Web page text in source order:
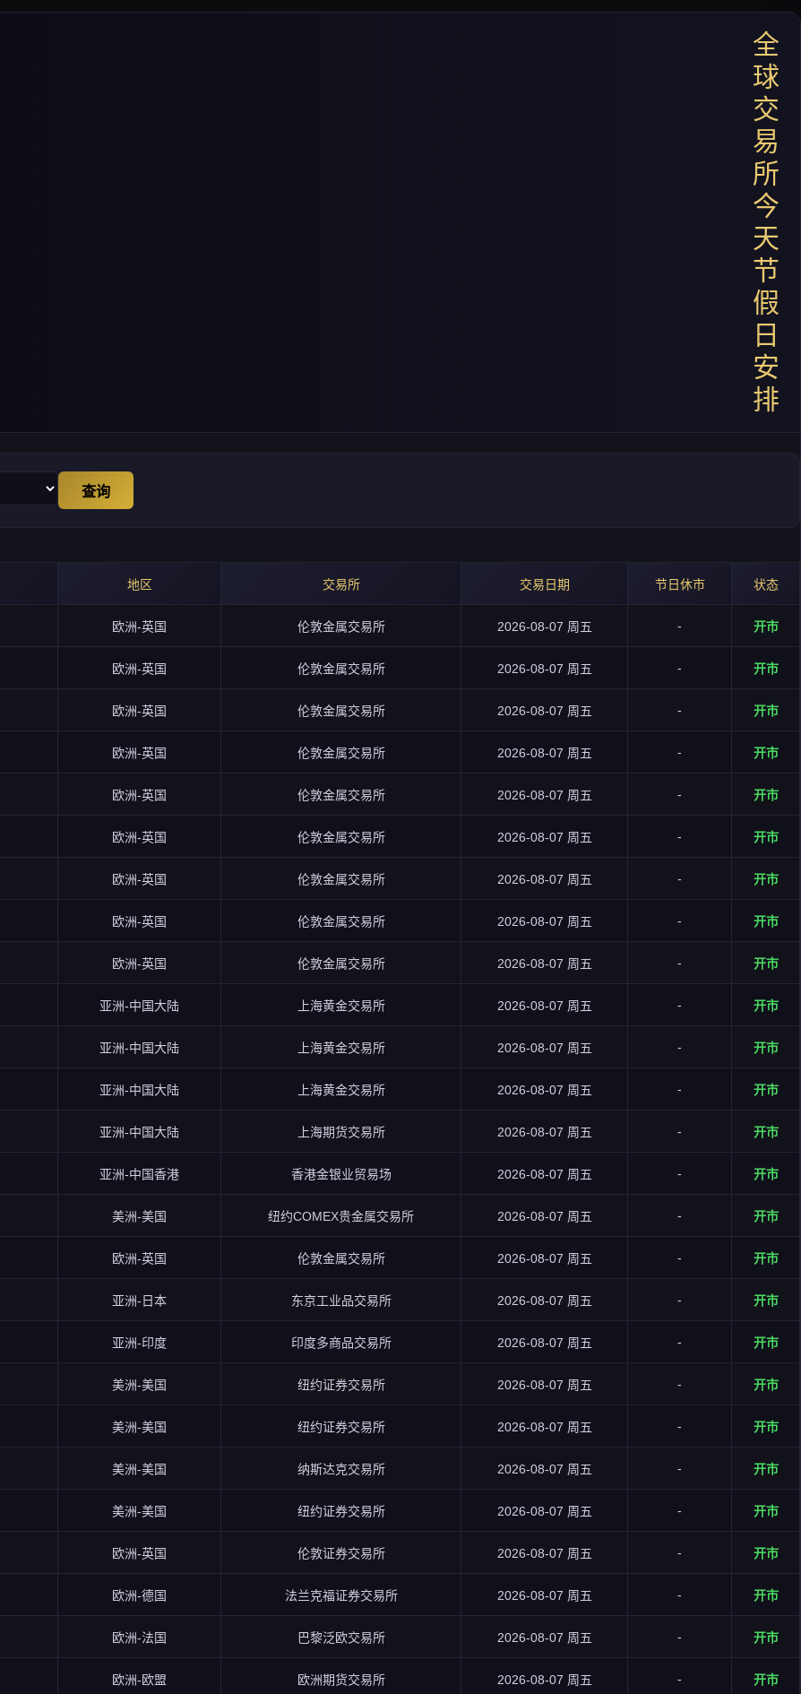
全
球
交
易
所
今
天
节
假
日
安
排
查询
地区 交易所 交易日期 节日休市 状态
欧洲-英国 伦敦金属交易所 2026-08-07 周五 - 开市
欧洲-英国 伦敦金属交易所 2026-08-07 周五 - 开市
欧洲-英国 伦敦金属交易所 2026-08-07 周五 - 开市
欧洲-英国 伦敦金属交易所 2026-08-07 周五 - 开市
欧洲-英国 伦敦金属交易所 2026-08-07 周五 - 开市
欧洲-英国 伦敦金属交易所 2026-08-07 周五 - 开市
欧洲-英国 伦敦金属交易所 2026-08-07 周五 - 开市
欧洲-英国 伦敦金属交易所 2026-08-07 周五 - 开市
欧洲-英国 伦敦金属交易所 2026-08-07 周五 - 开市
亚洲-中国大陆 上海黄金交易所 2026-08-07 周五 - 开市
亚洲-中国大陆 上海黄金交易所 2026-08-07 周五 - 开市
亚洲-中国大陆 上海黄金交易所 2026-08-07 周五 - 开市
亚洲-中国大陆 上海期货交易所 2026-08-07 周五 - 开市
亚洲-中国香港 香港金银业贸易场 2026-08-07 周五 - 开市
美洲-美国 纽约COMEX贵金属交易所 2026-08-07 周五 - 开市
欧洲-英国 伦敦金属交易所 2026-08-07 周五 - 开市
亚洲-日本 东京工业品交易所 2026-08-07 周五 - 开市
亚洲-印度 印度多商品交易所 2026-08-07 周五 - 开市
美洲-美国 纽约证券交易所 2026-08-07 周五 - 开市
美洲-美国 纽约证券交易所 2026-08-07 周五 - 开市
美洲-美国 纳斯达克交易所 2026-08-07 周五 - 开市
美洲-美国 纽约证券交易所 2026-08-07 周五 - 开市
欧洲-英国 伦敦证券交易所 2026-08-07 周五 - 开市
欧洲-德国 法兰克福证券交易所 2026-08-07 周五 - 开市
欧洲-法国 巴黎泛欧交易所 2026-08-07 周五 - 开市
欧洲-欧盟 欧洲期货交易所 2026-08-07 周五 - 开市